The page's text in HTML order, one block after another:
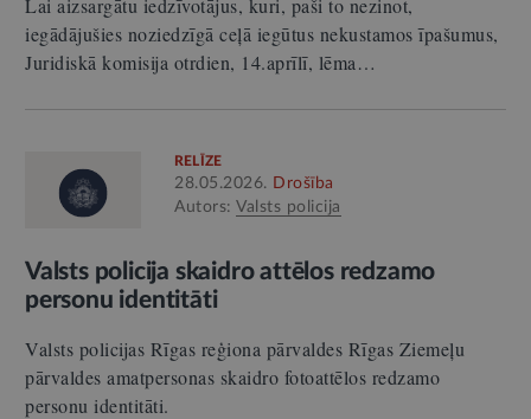
Lai aizsargātu iedzīvotājus, kuri, paši to nezinot,
iegādājušies noziedzīgā ceļā iegūtus nekustamos īpašumus,
Juridiskā komisija otrdien, 14.aprīlī, lēma…
RELĪZE
28.05.2026. Drošība
Autors: Valsts policija
Valsts policija skaidro attēlos redzamo
personu identitāti
Valsts policijas Rīgas reģiona pārvaldes Rīgas Ziemeļu
pārvaldes amatpersonas skaidro fotoattēlos redzamo
personu identitāti.